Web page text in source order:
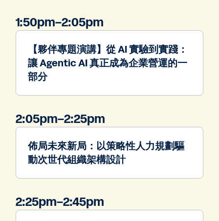
1:50pm–2:05pm
【夥伴專題演講】從 AI 實驗到實踐：
讓 Agentic AI 真正成為企業營運的一
部分
2:05pm–2:25pm
佈局未來新局：以策略性人力規劃驅
動次世代組織架構設計
2:25pm–2:45pm